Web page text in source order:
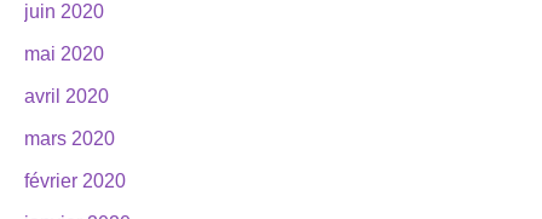
juin 2020
mai 2020
avril 2020
mars 2020
février 2020